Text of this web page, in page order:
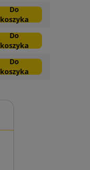
Do
koszyka
Do
koszyka
Do
koszyka